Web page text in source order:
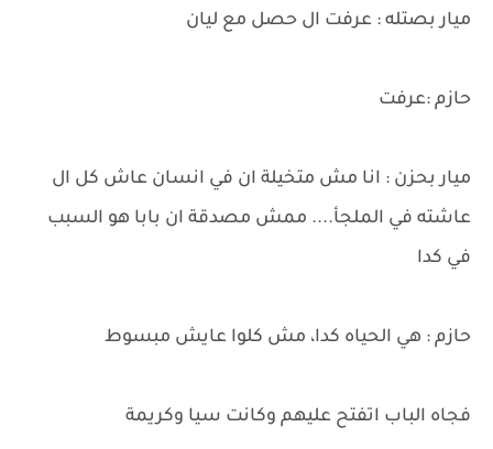
ميار بصتله : عرفت ال حصل مع ليان
حازم :عرفت
ميار بحزن : انا مش متخيلة ان في انسان عاش كل ال
عاشته في الملجأ.... ممش مصدقة ان بابا هو السبب
في كدا
حازم : هي الحياه كدا، مش كلوا عايش مبسوط
فجاه الباب اتفتح عليهم وكانت سيا وكريمة